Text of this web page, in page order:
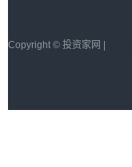
Copyright © 投资家网 |